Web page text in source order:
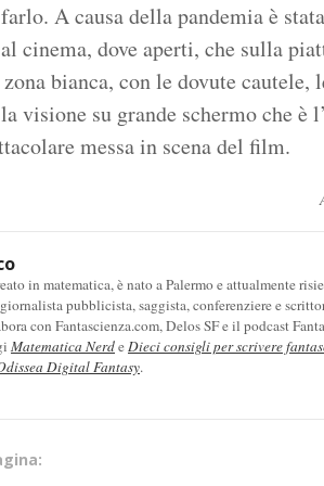
A causa della pandemia è
cinema, dove aperti, che sulla
bianca, con le dovute cautele,
visione su grande schermo che è
messa in scena del film.
in matematica, è nato a Palermo e attualmente
pubblicista, saggista, conferenziere e
con Fantascienza.com, Delos SF e il podcast
Matematica NerdeDieci consigli per scrivere
Digital Fantasy.